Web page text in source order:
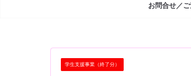
お問合せ／
学生支援事業（終了分）